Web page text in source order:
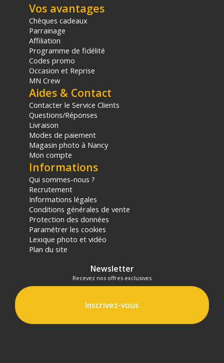
Vos avantages
Chèques cadeaux
Parrainage
Affiliation
Programme de fidélité
Codes promo
Occasion et Reprise
MN Crew
Aides & Contact
Contacter le Service Clients
Questions/Réponses
Livraison
Modes de paiement
Magasin photo à Nancy
Mon compte
Informations
Qui sommes-nous ?
Recrutement
Informations légales
Conditions générales de vente
Protection des données
Paramétrer les cookies
Lexique photo et vidéo
Plan du site
Newsletter
Recevez nos offres exclusives
Inscrivez-vous